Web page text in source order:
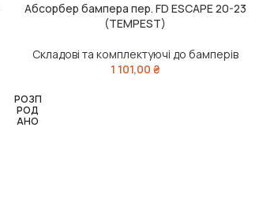
ЧИТАТИ ДАЛІ
Абсорбер бампера пер. FD ESCAPE 20-23
(TEMPEST)
Складові та комплектуючі до бамперів
1 101,00 ₴
РОЗП
РОД
АНО